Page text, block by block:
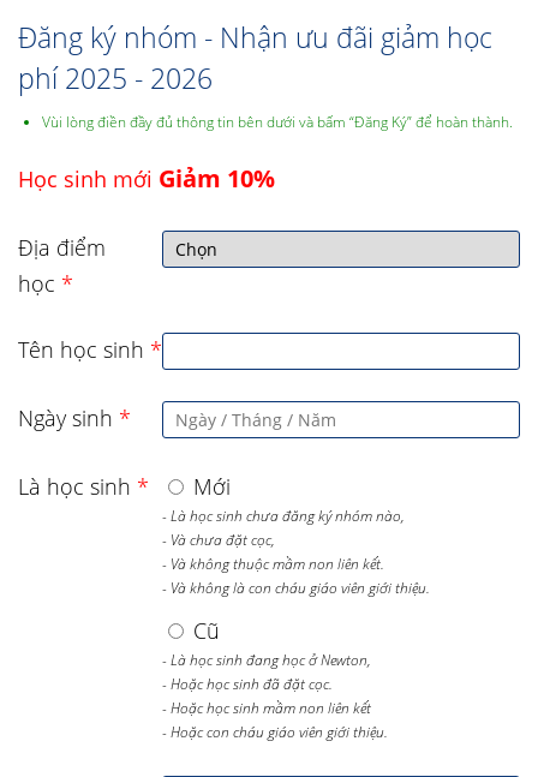
Đăng ký nhóm - Nhận ưu đãi giảm học
phí 2025 - 2026
Vùi lòng điền đầy đủ thông tin bên dưới và bấm “Đăng Ký” để hoàn thành.
Học sinh mới Giảm 10%
Địa điểm
học *
Tên học sinh *
Ngày sinh *
Là học sinh * Mới
- Là học sinh chưa đăng ký nhóm nào,
- Và chưa đặt cọc,
- Và không thuộc mầm non liên kết.
- Và không là con cháu giáo viên giới thiệu.
Cũ
- Là học sinh đang học ở Newton,
- Hoặc học sinh đã đặt cọc.
- Hoặc học sinh mầm non liên kết
- Hoặc con cháu giáo viên giới thiệu.